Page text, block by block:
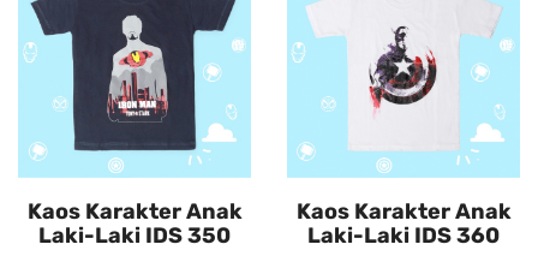
Kaos Karakter Anak
Laki-Laki IDS 350
Kaos Karakter Anak
Laki-Laki IDS 360